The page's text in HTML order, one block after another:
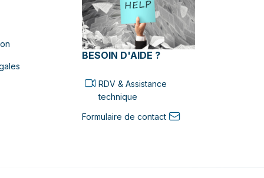
BESOIN D'AIDE ?
RDV & Assistance
technique
Formulaire de contact